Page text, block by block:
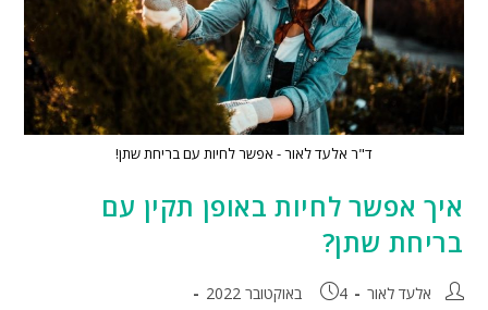
ד"ר אלעד לאור - אפשר לחיות עם בריחת שתן!
איך אפשר לחיות באופן תקין עם
בריחת שתן?
אלעד לאור
4 באוקטובר 2022